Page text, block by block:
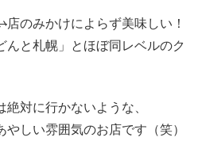
店のみかけによらず美味しい！
んと札幌」とほぼ同レベルのク
対に行かないような、
しい雰囲気のお店です（笑）